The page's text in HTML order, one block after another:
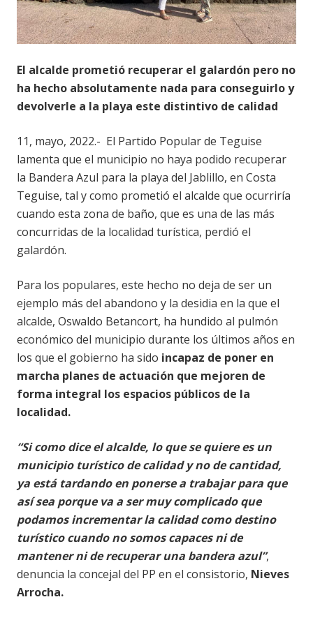
El alcalde prometió recuperar el galardón pero no
ha hecho absolutamente nada para conseguirlo y
devolverle a la playa este distintivo de calidad
11, mayo, 2022.- El Partido Popular de Teguise
lamenta que el municipio no haya podido recuperar
la Bandera Azul para la playa del Jablillo, en Costa
Teguise, tal y como prometió el alcalde que ocurriría
cuando esta zona de baño, que es una de las más
concurridas de la localidad turística, perdió el
galardón.
Para los populares, este hecho no deja de ser un
ejemplo más del abandono y la desidia en la que el
alcalde, Oswaldo Betancort, ha hundido al pulmón
económico del municipio durante los últimos años en
los que el gobierno ha sido incapaz de poner en
marcha planes de actuación que mejoren de
forma integral los espacios públicos de la
localidad.
“Si como dice el alcalde, lo que se quiere es un
municipio turístico de calidad y no de cantidad,
ya está tardando en ponerse a trabajar para que
así sea porque va a ser muy complicado que
podamos incrementar la calidad como destino
turístico cuando no somos capaces ni de
mantener ni de recuperar una bandera azul”,
denuncia la concejal del PP en el consistorio, Nieves
Arrocha.